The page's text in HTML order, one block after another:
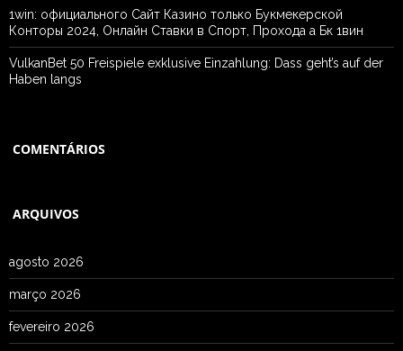
1win: официального Сайт Казино только Букмекерской
Конторы 2024, Онлайн Ставки в Спорт, Прохода а Бк 1вин
VulkanBet 50 Freispiele exklusive Einzahlung: Dass geht’s auf der
Haben langs
COMENTÁRIOS
ARQUIVOS
agosto 2026
março 2026
fevereiro 2026